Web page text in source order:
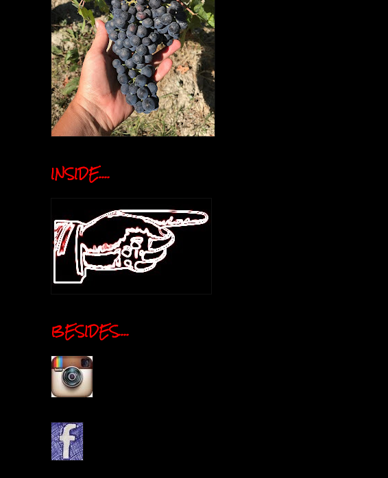
INSIDE....
BESIDES....